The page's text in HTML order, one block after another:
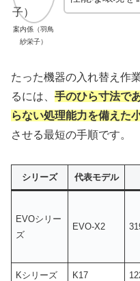
案内係（羽鳥
紗栄子）
たった機器の入れ替え作
るには、 手のひら寸法で
らない処理能力を備えた
させる最短の手順です。
シリーズ 代表モデル
EVOシリー
ズ
EVO-X2
Kシリーズ K17